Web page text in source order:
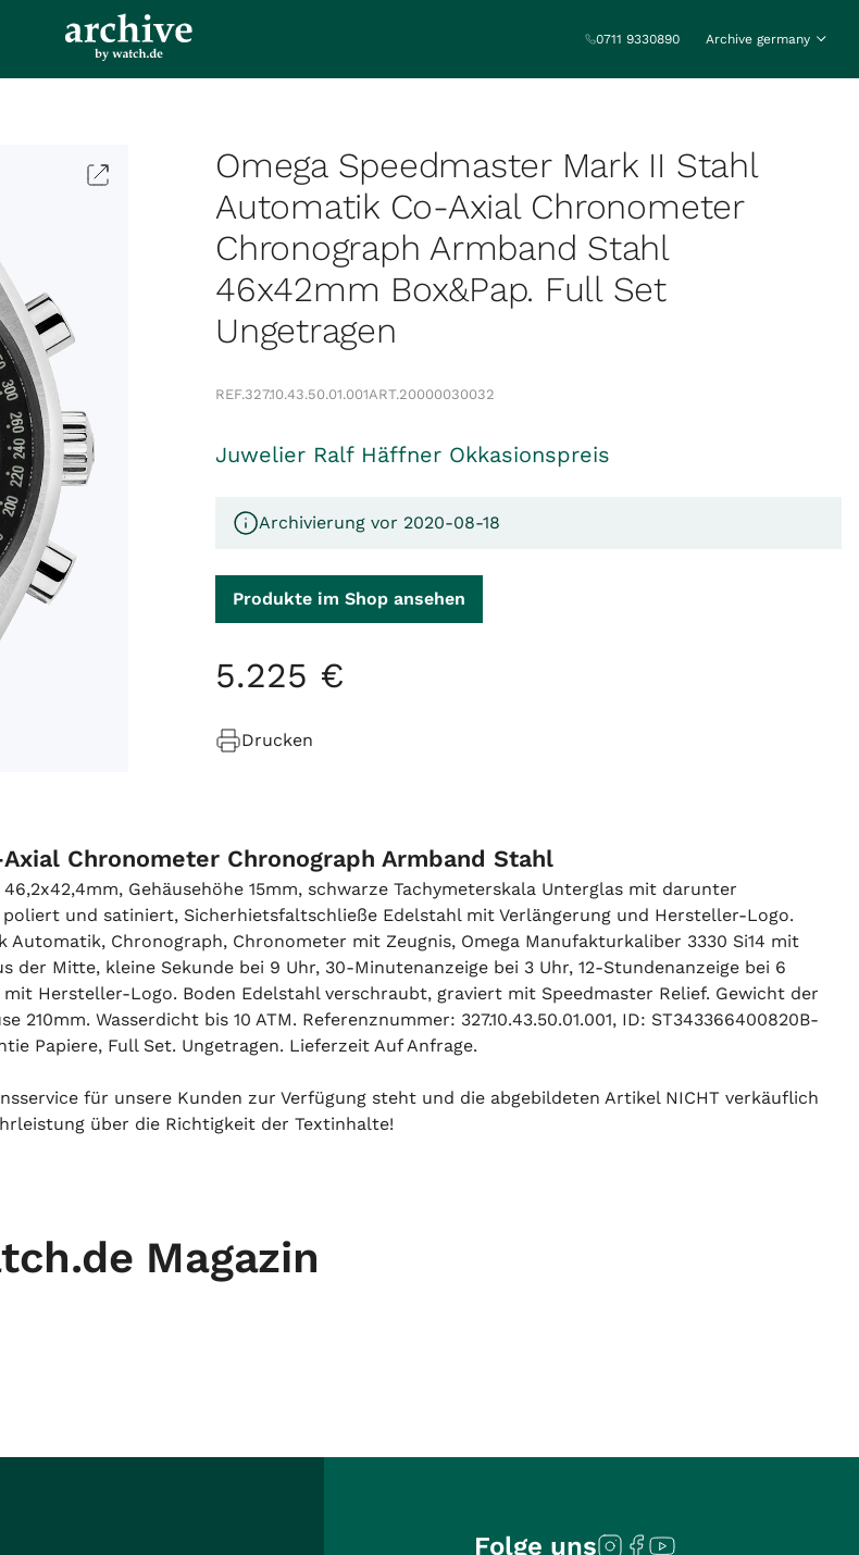
0711 9330890 Archive germany
Omega Speedmaster Mark II Stahl
Automatik Co-Axial Chronometer
Chronograph Armband Stahl
46x42mm Box&Pap. Full Set
Ungetragen
REF.327.10.43.50.01.001ART.20000030032
Juwelier Ralf Häffner Okkasionspreis
Archivierung vor 2020-08-18
Produkte im Shop ansehen
5.225 €
Drucken
Chronometer Chronograph Armband Stahl
Gehäusehöhe 15mm, schwarze Tachymeterskala Unterglas mit darunter
und satiniert, Sicherhietsfaltschließe Edelstahl mit Verlängerung und Hersteller-Logo.
Chronograph, Chronometer mit Zeugnis, Omega Manufakturkaliber 3330 Si14 mit
Mitte, kleine Sekunde bei 9 Uhr, 30-Minutenanzeige bei 3 Uhr, 12-Stundenanzeige bei 6
Hersteller-Logo. Boden Edelstahl verschraubt, graviert mit Speedmaster Relief. Gewicht der
Wasserdicht bis 10 ATM. Referenznummer: 327.10.43.50.01.001, ID: ST343366400820B-
Papiere, Full Set. Ungetragen. Lieferzeit Auf Anfrage.
für unsere Kunden zur Verfügung steht und die abgebildeten Artikel NICHT verkäuflich
über die Richtigkeit der Textinhalte!
Magazin
Folge uns